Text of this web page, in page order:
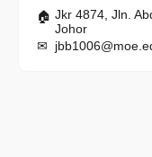
Jkr 4874, Jln.
Johor